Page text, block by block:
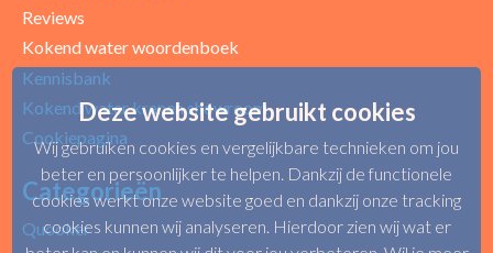
Reviews
Kokend water woordenboek
Kennisbank
Kokend water kranen showroom
Cookiepagina
Categorieën
Quooker
Deze website gebruikt cookies
Wij gebruiken cookies en vergelijkbare technieken om jou
beter en persoonlijker te helpen. Dankzij de functionele
cookies werkt onze website goed en dankzij onze tracking
cookies kunnen wij analyseren. Hierdoor zien wij wat er